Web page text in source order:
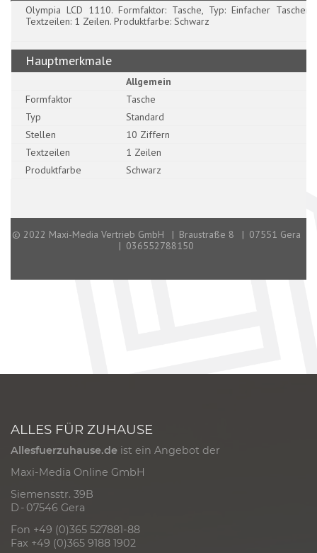
ALLES FÜR ZUHAUSE
Allesfuerzuhause.de ist ein Angebot der
Maxi-Media Online GmbH
Siemensstr. 39B
D - 07546 Gera
Fon +49 (0)365 527881-88
Fax +49 (0)365 9188 1902